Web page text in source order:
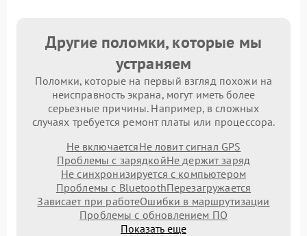
Другие поломки, которые мы
устраняем
Поломки, которые на первый взгляд похожи на
неисправность экрана, могут иметь более
серьезные причины. Например, в сложных
случаях требуется ремонт платы или процессора.
Не включаетсяНе ловит сигнал GPS
Проблемы с зарядкойНе держит заряд
Не синхронизируется с компьютером
Проблемы с BluetoothПерезагружается
Зависает при работеОшибки в маршрутизации
Проблемы с обновлением ПО
Показать еще